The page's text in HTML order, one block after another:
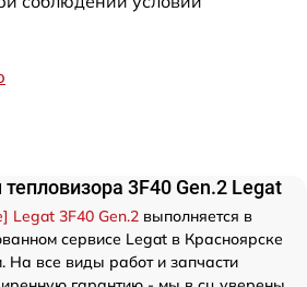
3F40 Gen.2 Legat
Legat 3F40 Gen.2 выполняется в
сервисе Legat в Красноярске
На все виды работ и запчасти